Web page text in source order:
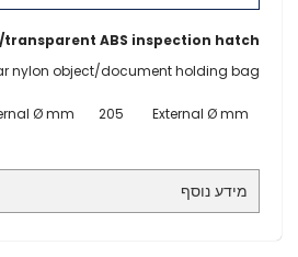
ABS inspection hatch
nylon object/document holding bag.
External Ø mm
205
Ø mm
מידע נוסף